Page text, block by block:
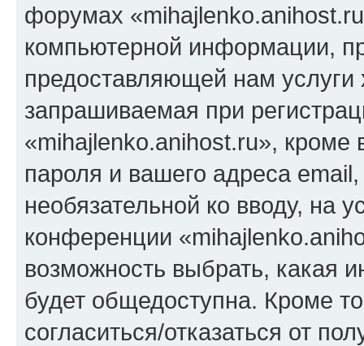
форумах
компьютерной информации,
предоставляющей нам
запрашиваемая при
«mihajlenko.anihost.ru», кроме
пароля и вашего адреса
необязательной ко вводу, на
конференции
возможность выбрать, какая
будет общедоступна. Кроме
согласиться/отказаться от